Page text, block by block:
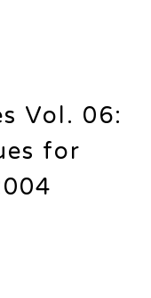
Vol. 06:
for